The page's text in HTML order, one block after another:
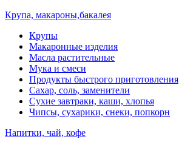
Крупа, макароны,бакалея
Крупы
Макаронные изделия
Масла растительные
Мука и смеси
Продукты быстрого приготовления
Сахар, соль, заменители
Сухие завтраки, каши, хлопья
Чипсы, сухарики, снеки, попкорн
Напитки, чай, кофе